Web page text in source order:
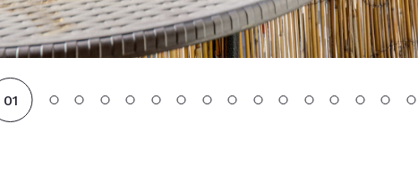
01